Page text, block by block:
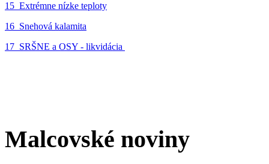
15_Extrémne nízke teploty
16_Snehová kalamita
17_SRŠNE a OSY - likvidácia
Malcovské noviny